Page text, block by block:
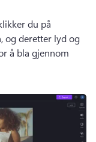
du på
og deretter lyd og
å bla gjennom